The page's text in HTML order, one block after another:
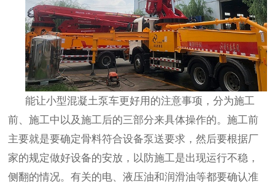
能让小型混凝土泵车更好用的注意事项，分为施工
前、施工中以及施工后的三部分来具体操作的。施工前
主要就是要确定骨料符合设备泵送要求，然后要根据厂
家的规定做好设备的安放，以防施工是出现运行不稳，
侧翻的情况。有关的电、液压油和润滑油等都要确认准